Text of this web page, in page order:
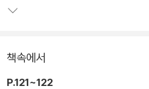
책속에서
P.121~122